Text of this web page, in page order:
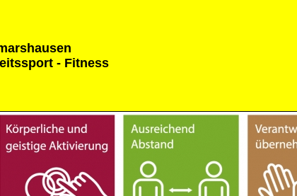
- Fitness